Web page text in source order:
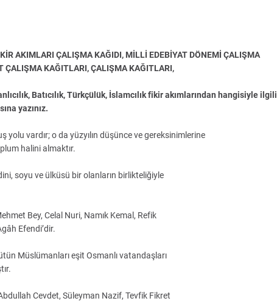
AKIMLARI ÇALIŞMA KAĞIDI, MİLLİ EDEBİYAT DÖNEMİ ÇALIŞMA
ÇALIŞMA KAĞITLARI, ÇALIŞMA KAĞITLARI,
Batıcılık, Türkçülük, İslamcılık fikir akımlarından hangisiyle ilgili
yazınız.
yolu vardır; o da yüzyılın düşünce ve gereksinimlerine
halini almaktır.
soyu ve ülküsü bir olanların birlikteliğiyle
Bey, Celal Nuri, Namık Kemal, Refik
Efendi’dir.
Müslümanları eşit Osmanlı vatandaşları
Cevdet, Süleyman Nazif, Tevfik Fikret